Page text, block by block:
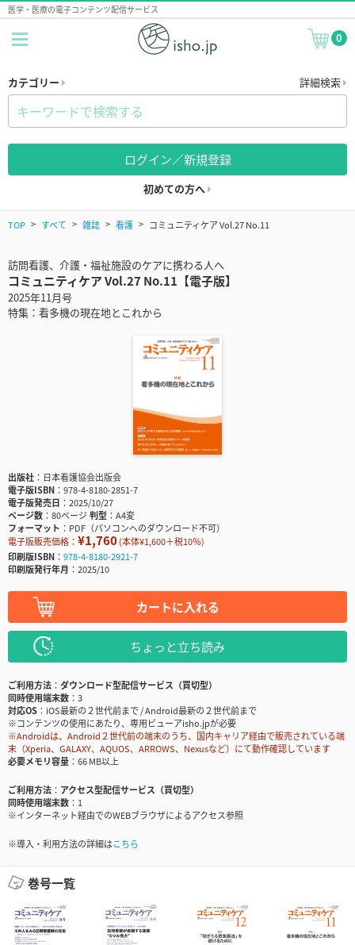
医学・医療の電子コンテンツ配信サービス
0
カテゴリー 詳細検索
ログイン／新規登録
初めての方へ
TOP すべて 雑誌 看護 コミュニティケア Vol.27 No.11
訪問看護、介護・福祉施設のケアに携わる人へ
コミュニティケア Vol.27 No.11【電子版】
2025年11月号
特集：看多機の現在地とこれから
出版社
日本看護協会出版会
電子版ISBN
978-4-8180-2851-7
電子版発売日
2025/10/27
ページ数
80ページ判型
A4変
フォーマット
PDF（パソコンへのダウンロード不可）
電子版販売価格： ¥1,760(本体¥1,600＋税10％)
印刷版ISBN
978-4-8180-2921-7
印刷版発行年月
2025/10
カートに入れる
ちょっと立ち読み
ご利用方法
ダウンロード型配信サービス（買切型）
同時使用端末数
3
対応OS
iOS最新の２世代前まで / Android最新の２世代前まで
※コンテンツの使用にあたり、専用ビューアisho.jpが必要
※Androidは、Android２世代前の端末のうち、国内キャリア経由で販売されている端
末（Xperia、GALAXY、AQUOS、ARROWS、Nexusなど）にて動作確認しています
必要メモリ容量
66 MB以上
ご利用方法
アクセス型配信サービス（買切型）
同時使用端末数
1
※インターネット経由でのWEBブラウザによるアクセス参照
※導入・利用方法の詳細はこちら
巻号一覧